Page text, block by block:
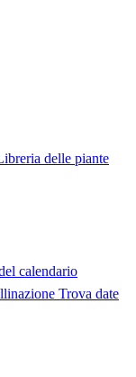
delle piante
calendario
Trova date